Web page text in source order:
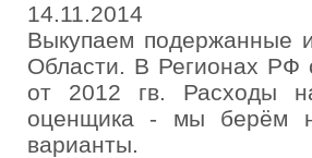
14.11.2014
Выкупаем подержанные
Области. В Регионах
от 2012 гв. Расходы
оценщика - мы берём
варианты.